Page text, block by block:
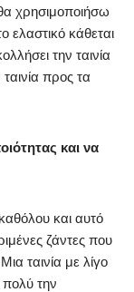
χρησιμοποιήσω
ελαστικό κάθεται
την ταινία
προς τα
και να
και αυτό
ζάντες που
ταινία με λίγο
πολύ την